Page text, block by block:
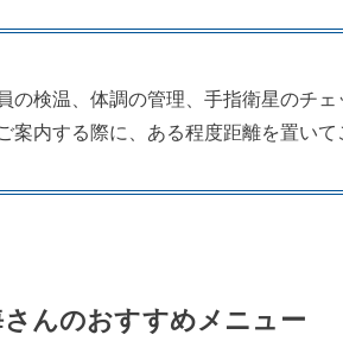
の検温、体調の管理、手指衛星のチェ
案内する際に、ある程度距離を置いて
んのおすすめメニュー